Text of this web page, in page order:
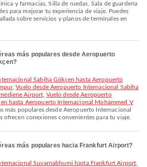
para mejorar tu experiencia de viaje. Puedes
sobre servicios y planos de terminales en
más populares desde Aeropuerto
,Vuelo desde Aeropuerto Internacional Sabiha
Airport Vuelo desde Aeropuerto
hasta Aeropuerto Internacional Mohámmed V
más populares desde Aeropuerto Internacional
ofrecen conexiones convenientes para tu viaje.
más populares hacia Frankfurt Airport?
Suvarnabhumi hasta Frankfurt Airport